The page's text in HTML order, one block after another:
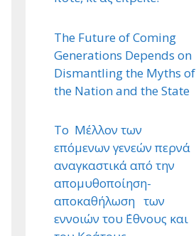
The Future of Coming
Generations Depends on
Dismantling the Myths of
the Nation and the State
Το Μέλλον των
επόμενων γενεών περνά
αναγκαστικά από την
απομυθοποίηση-
αποκαθήλωση των
εννοιών του ΄Εθνους και